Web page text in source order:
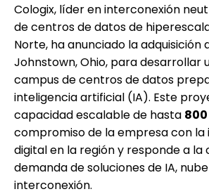
Cologix, líder en interconexión
de centros de datos de
Norte, ha anunciado la adquisición
Johnstown, Ohio, para desarrollar
campus de centros de datos
inteligencia artificial (IA). Este
capacidad escalable de hasta
compromiso de la empresa con
digital en la región y responde a
demanda de soluciones de IA,
interconexión.